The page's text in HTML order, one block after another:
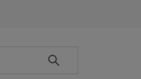
Szukaj